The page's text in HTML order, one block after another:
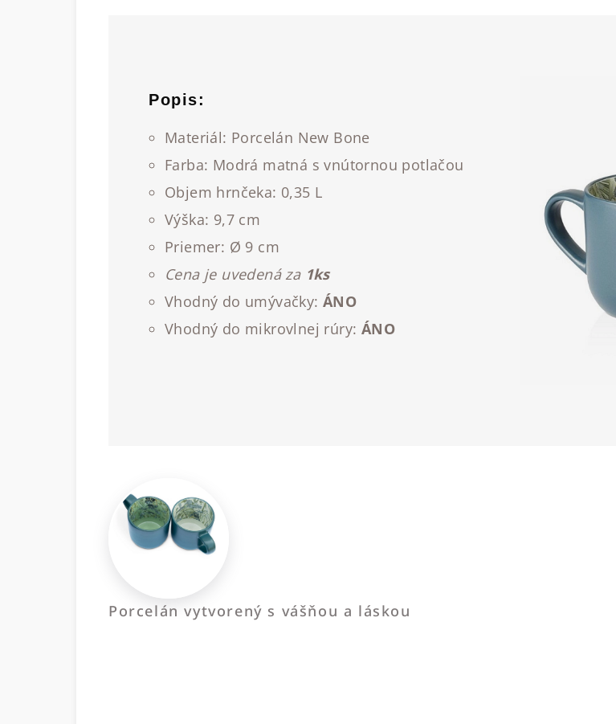
Popis:
Materiál: Porcelán New Bone
Farba: Modrá matná s vnútornou potlačou
Objem hrnčeka: 0,35 L
Výška: 9,7 cm
Priemer: Ø 9 cm
Cena je uvedená za 1ks
Vhodný do umývačky: ÁNO
Vhodný do mikrovlnej rúry: ÁNO
Porcelán vytvorený s vášňou a láskou